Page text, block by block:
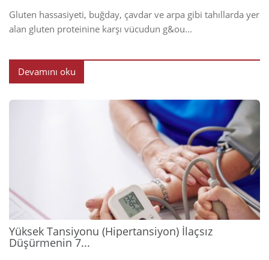
Gluten hassasiyeti, buğday, çavdar ve arpa gibi tahıllarda yer
alan gluten proteinine karşı vücudun g&ou...
Devamını oku
2026
Yüksek Tansiyonu (Hipertansiyon) İlaçsız
Düşürmenin 7...